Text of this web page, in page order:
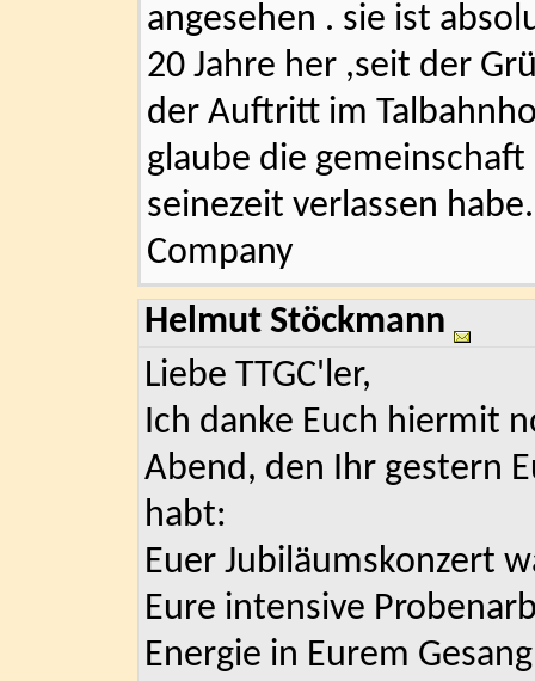
angesehen . sie ist
20 Jahre her ,seit der
der Auftritt im
glaube die
seinezeit verlassen
Company
Helmut Stöckmann
Liebe TTGC'ler,
Ich danke Euch hiermit
Abend, den Ihr gestern
habt:
Euer Jubiläumskonzert
Eure intensive
Energie in Eurem